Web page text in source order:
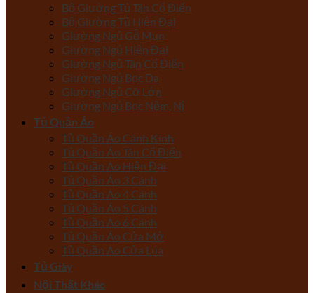
Bộ Giường Tủ Tân Cổ Điển
Bộ Giường Tủ Hiện Đại
Giường Ngủ Gỗ Mun
Giường Ngủ Hiện Đại
Giường Ngủ Tân Cổ Điển
Giường Ngủ Bọc Da
Giường Ngủ Cỡ Lớn
Giường Ngủ Bọc Nệm, Nỉ
Tủ Quần Áo
Tủ Quần Áo Cánh Kính
Tủ Quần Áo Tân Cổ Điển
Tủ Quần Áo Hiện Đại
Tủ Quần Áo 3 Cánh
Tủ Quần Áo 4 Cánh
Tủ Quần Áo 5 Cánh
Tủ Quần Áo 6 Cánh
Tủ Quần Áo Cửa Mở
Tủ Quần Áo Cửa Lùa
Tủ Giày
Nội Thất Khác